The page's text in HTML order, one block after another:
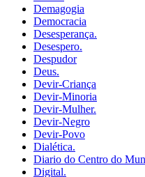
Demagogia
Democracia
Desesperança.
Desespero.
Despudor
Deus.
Devir-Criança
Devir-Minoria
Devir-Mulher.
Devir-Negro
Devir-Povo
Dialética.
Diario do Centro do
Digital.